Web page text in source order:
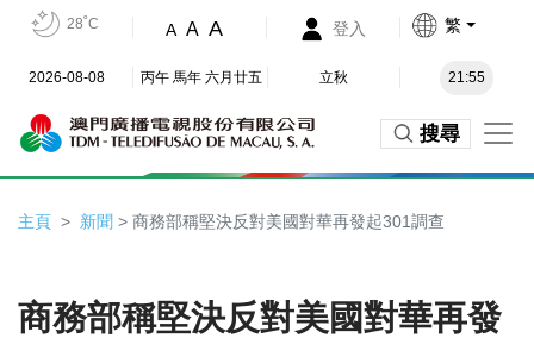
28˚C A A A 登入 繁
2026-08-08 丙午 馬年 六月廿五 立秋 21:55
搜尋
主頁 新聞 > 商務部稱堅決反對美國對華再發起301調查
商務部稱堅決反對美國對華再發